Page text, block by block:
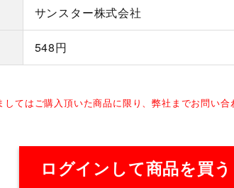
サンスター株式会社
548円
てはご購入頂いた商品に限り、弊社までお問い合
ログインして商品を買う